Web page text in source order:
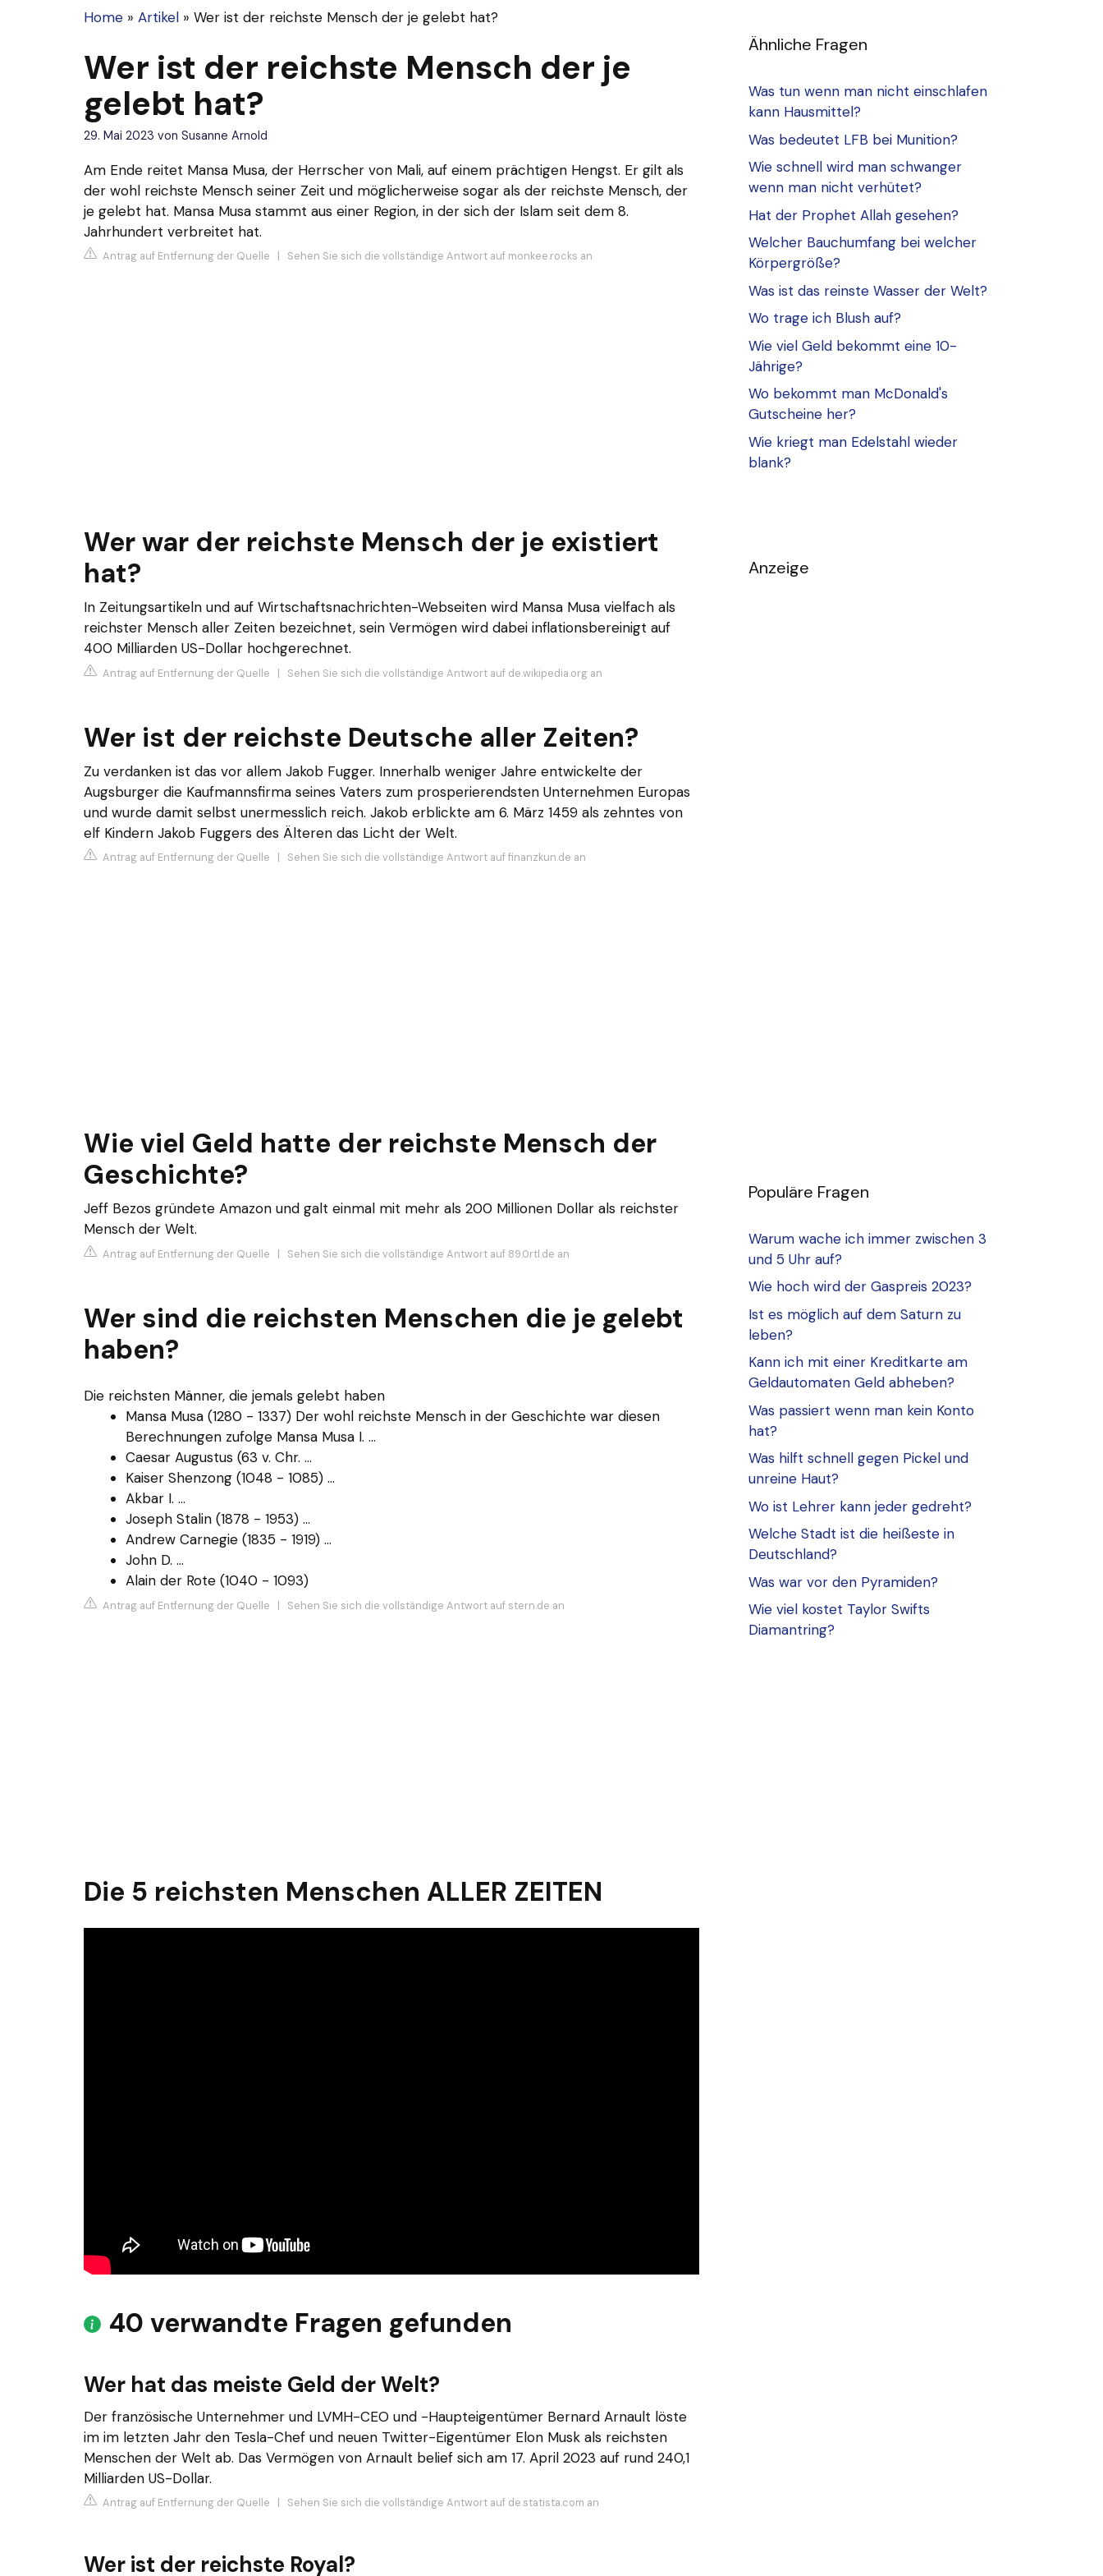
Home » Artikel » Wer ist der reichste Mensch der je gelebt hat?
Wer ist der reichste Mensch der je
gelebt hat?
29. Mai 2023 von Susanne Arnold
Am Ende reitet Mansa Musa, der Herrscher von Mali, auf einem prächtigen Hengst. Er gilt als
der wohl reichste Mensch seiner Zeit und möglicherweise sogar als der reichste Mensch, der
je gelebt hat. Mansa Musa stammt aus einer Region, in der sich der Islam seit dem 8.
Jahrhundert verbreitet hat.
Antrag auf Entfernung der Quelle | Sehen Sie sich die vollständige Antwort auf monkee.rocks an
Wer war der reichste Mensch der je existiert
hat?
In Zeitungsartikeln und auf Wirtschaftsnachrichten-Webseiten wird Mansa Musa vielfach als
reichster Mensch aller Zeiten bezeichnet, sein Vermögen wird dabei inflationsbereinigt auf
400 Milliarden US-Dollar hochgerechnet.
Antrag auf Entfernung der Quelle | Sehen Sie sich die vollständige Antwort auf de.wikipedia.org an
Wer ist der reichste Deutsche aller Zeiten?
Zu verdanken ist das vor allem Jakob Fugger. Innerhalb weniger Jahre entwickelte der
Augsburger die Kaufmannsfirma seines Vaters zum prosperierendsten Unternehmen Europas
und wurde damit selbst unermesslich reich. Jakob erblickte am 6. März 1459 als zehntes von
elf Kindern Jakob Fuggers des Älteren das Licht der Welt.
Antrag auf Entfernung der Quelle | Sehen Sie sich die vollständige Antwort auf finanzkun.de an
Wie viel Geld hatte der reichste Mensch der
Geschichte?
Jeff Bezos gründete Amazon und galt einmal mit mehr als 200 Millionen Dollar als reichster
Mensch der Welt.
Antrag auf Entfernung der Quelle | Sehen Sie sich die vollständige Antwort auf 89.0rtl.de an
Wer sind die reichsten Menschen die je gelebt
haben?
Die reichsten Männer, die jemals gelebt haben
Mansa Musa (1280 - 1337) Der wohl reichste Mensch in der Geschichte war diesen
Berechnungen zufolge Mansa Musa I. ...
Caesar Augustus (63 v. Chr. ...
Kaiser Shenzong (1048 - 1085) ...
Akbar I. ...
Joseph Stalin (1878 - 1953) ...
Andrew Carnegie (1835 - 1919) ...
John D. ...
Alain der Rote (1040 - 1093)
Antrag auf Entfernung der Quelle | Sehen Sie sich die vollständige Antwort auf stern.de an
Die 5 reichsten Menschen ALLER ZEITEN
40 verwandte Fragen gefunden
Wer hat das meiste Geld der Welt?
Der französische Unternehmer und LVMH-CEO und -Haupteigentümer Bernard Arnault löste
im im letzten Jahr den Tesla-Chef und neuen Twitter-Eigentümer Elon Musk als reichsten
Menschen der Welt ab. Das Vermögen von Arnault belief sich am 17. April 2023 auf rund 240,1
Milliarden US-Dollar.
Antrag auf Entfernung der Quelle Sehen Sie sich die vollständige Antwort auf de.statista.com an
Wer ist der reichste Royal?
Ähnliche Fragen
Was tun wenn man nicht einschlafen
kann Hausmittel?
Was bedeutet LFB bei Munition?
Wie schnell wird man schwanger
wenn man nicht verhütet?
Hat der Prophet Allah gesehen?
Welcher Bauchumfang bei welcher
Körpergröße?
Was ist das reinste Wasser der Welt?
Wo trage ich Blush auf?
Wie viel Geld bekommt eine 10-
Jährige?
Wo bekommt man McDonald's
Gutscheine her?
Wie kriegt man Edelstahl wieder
blank?
Anzeige
Populäre Fragen
Warum wache ich immer zwischen 3
und 5 Uhr auf?
Wie hoch wird der Gaspreis 2023?
Ist es möglich auf dem Saturn zu
leben?
Kann ich mit einer Kreditkarte am
Geldautomaten Geld abheben?
Was passiert wenn man kein Konto
hat?
Was hilft schnell gegen Pickel und
unreine Haut?
Wo ist Lehrer kann jeder gedreht?
Welche Stadt ist die heißeste in
Deutschland?
Was war vor den Pyramiden?
Wie viel kostet Taylor Swifts
Diamantring?